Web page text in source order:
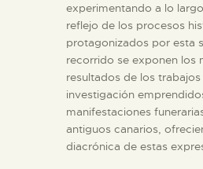
experimentando a lo
reflejo de los procesos
protagonizados por esta
recorrido se exponen los
resultados de los
investigación
manifestaciones
antiguos canarios,
diacrónica de estas